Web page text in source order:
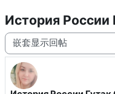
История России
显示模式